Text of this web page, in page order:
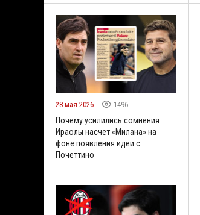
28 мая 2026 1496
Почему усилились сомнения
Ираолы насчет «Милана» на
фоне появления идеи с
Почеттино